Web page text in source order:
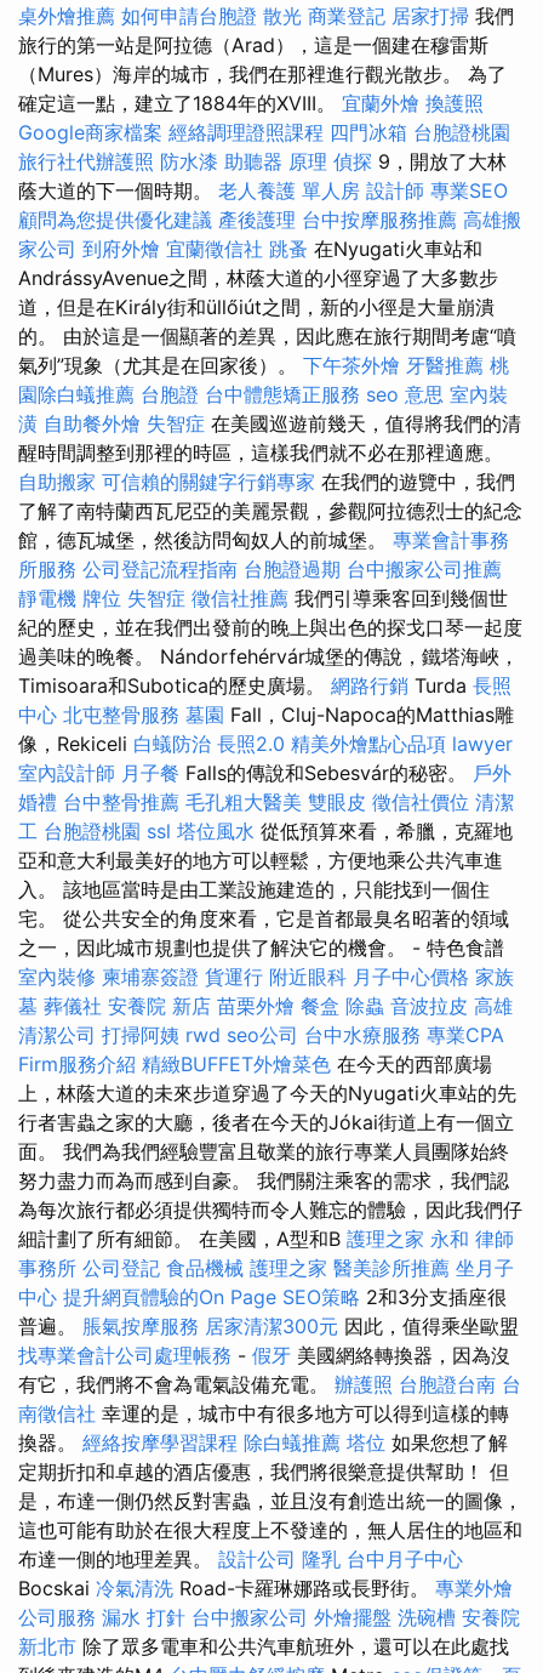
桌外燴推薦 如何申請台胞證 散光 商業登記 居家打掃 我們
旅行的第一站是阿拉德（Arad），這是一個建在穆雷斯
（Mures）海岸的城市，我們在那裡進行觀光散步。 為了
確定這一點，建立了1884年的XVIII。 宜蘭外燴 換護照
Google商家檔案 經絡調理證照課程 四門冰箱 台胞證桃園
旅行社代辦護照 防水漆 助聽器 原理 偵探 9，開放了大林
蔭大道的下一個時期。 老人養護 單人房 設計師 專業SEO
顧問為您提供優化建議 產後護理 台中按摩服務推薦 高雄搬
家公司 到府外燴 宜蘭徵信社 跳蚤 在Nyugati火車站和
AndrássyAvenue之間，林蔭大道的小徑穿過了大多數步
道，但是在Király街和üllőiút之間，新的小徑是大量崩潰
的。 由於這是一個顯著的差異，因此應在旅行期間考慮“噴
氣列”現象（尤其是在回家後）。 下午茶外燴 牙醫推薦 桃
園除白蟻推薦 台胞證 台中體態矯正服務 seo 意思 室內裝
潢 自助餐外燴 失智症 在美國巡遊前幾天，值得將我們的清
醒時間調整到那裡的時區，這樣我們就不必在那裡適應。
自助搬家 可信賴的關鍵字行銷專家 在我們的遊覽中，我們
了解了南特蘭西瓦尼亞的美麗景觀，參觀阿拉德烈士的紀念
館，德瓦城堡，然後訪問匈奴人的前城堡。 專業會計事務
所服務 公司登記流程指南 台胞證過期 台中搬家公司推薦
靜電機 牌位 失智症 徵信社推薦 我們引導乘客回到幾個世
紀的歷史，並在我們出發前的晚上與出色的探戈口琴一起度
過美味的晚餐。 Nándorfehérvár城堡的傳說，鐵塔海峽，
Timisoara和Subotica的歷史廣場。 網路行銷 Turda 長照
中心 北屯整骨服務 墓園 Fall，Cluj-Napoca的Matthias雕
像，Rekiceli 白蟻防治 長照2.0 精美外燴點心品項 lawyer
室內設計師 月子餐 Falls的傳說和Sebesvár的秘密。 戶外
婚禮 台中整骨推薦 毛孔粗大醫美 雙眼皮 徵信社價位 清潔
工 台胞證桃園 ssl 塔位風水 從低預算來看，希臘，克羅地
亞和意大利最美好的地方可以輕鬆，方便地乘公共汽車進
入。 該地區當時是由工業設施建造的，只能找到一個住
宅。 從公共安全的角度來看，它是首都最臭名昭著的領域
之一，因此城市規劃也提供了解決它的機會。 - 特色食譜
室內裝修 柬埔寨簽證 貨運行 附近眼科 月子中心價格 家族
墓 葬儀社 安養院 新店 苗栗外燴 餐盒 除蟲 音波拉皮 高雄
清潔公司 打掃阿姨 rwd seo公司 台中水療服務 專業CPA
Firm服務介紹 精緻BUFFET外燴菜色 在今天的西部廣場
上，林蔭大道的未來步道穿過了今天的Nyugati火車站的先
行者害蟲之家的大廳，後者在今天的Jókai街道上有一個立
面。 我們為我們經驗豐富且敬業的旅行專業人員團隊始終
努力盡力而為而感到自豪。 我們關注乘客的需求，我們認
為每次旅行都必須提供獨特而令人難忘的體驗，因此我們仔
細計劃了所有細節。 在美國，A型和B 護理之家 永和 律師
事務所 公司登記 食品機械 護理之家 醫美診所推薦 坐月子
中心 提升網頁體驗的On Page SEO策略 2和3分支插座很
普遍。 脹氣按摩服務 居家清潔300元 因此，值得乘坐歐盟
找專業會計公司處理帳務 - 假牙 美國網絡轉換器，因為沒
有它，我們將不會為電氣設備充電。 辦護照 台胞證台南 台
南徵信社 幸運的是，城市中有很多地方可以得到這樣的轉
換器。 經絡按摩學習課程 除白蟻推薦 塔位 如果您想了解
定期折扣和卓越的酒店優惠，我們將很樂意提供幫助！ 但
是，布達一側仍然反對害蟲，並且沒有創造出統一的圖像，
這也可能有助於在很大程度上不發達的，無人居住的地區和
布達一側的地理差異。 設計公司 隆乳 台中月子中心
Bocskai 冷氣清洗 Road-卡羅琳娜路或長野街。 專業外燴
公司服務 漏水 打針 台中搬家公司 外燴擺盤 洗碗槽 安養院
新北市 除了眾多電車和公共汽車航班外，還可以在此處找